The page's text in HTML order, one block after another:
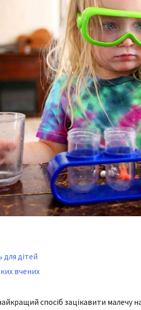
дітей
вчених
спосіб зацікавити малечу